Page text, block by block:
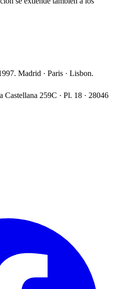
Madrid · Paris · Lisbon.
Castellana 259C · Pl. 18 · 28046